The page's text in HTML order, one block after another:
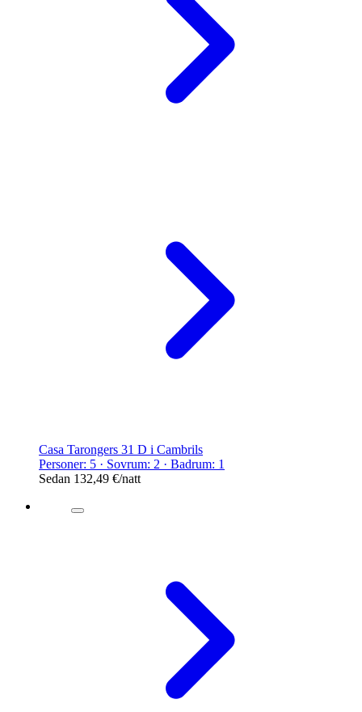
Casa Tarongers 31 D i Cambrils
Personer: 5 · Sovrum: 2 · Badrum: 1
Sedan 132,49 €/natt